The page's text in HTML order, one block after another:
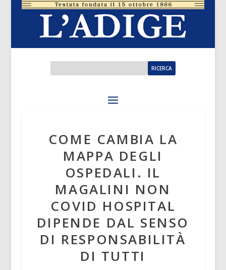
COME CAMBIA LA
MAPPA DEGLI
OSPEDALI. IL
MAGALINI NON
COVID HOSPITAL
DIPENDE DAL SENSO
DI RESPONSABILITÀ
DI TUTTI